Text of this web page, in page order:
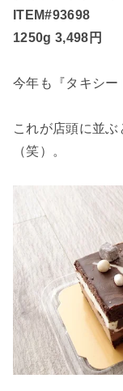
ITEM#93698
1250g 3,498円
今年も『タキシー
これが店頭に並
（笑）。